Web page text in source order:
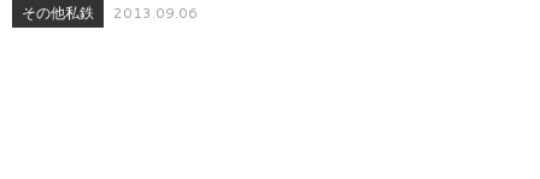
その他私鉄 2013.09.06